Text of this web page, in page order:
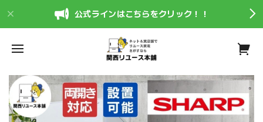
公式ラインはこちらをクリック！！